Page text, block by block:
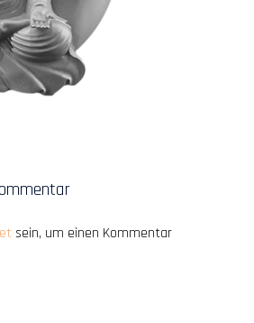
sein, um einen Kommentar